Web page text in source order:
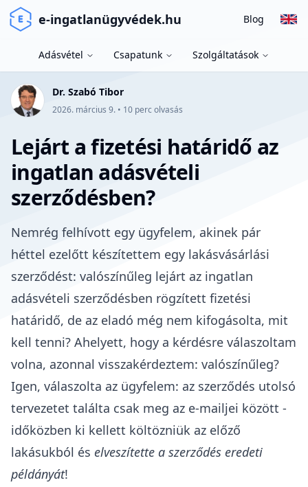
e-ingatlanügyvédek.hu Blog
Adásvétel Csapatunk Szolgáltatások
Dr. Szabó Tibor
2026. március 9. • 10 perc olvasás
Lejárt a fizetési határidő az
ingatlan adásvételi
szerződésben?
Nemrég felhívott egy ügyfelem, akinek pár
héttel ezelőtt készítettem egy lakásvásárlási
szerződést: valószínűleg lejárt az ingatlan
adásvételi szerződésben rögzített fizetési
határidő, de az eladó még nem kifogásolta, mit
kell tenni? Ahelyett, hogy a kérdésre válaszoltam
volna, azonnal visszakérdeztem: valószínűleg?
Igen, válaszolta az ügyfelem: az szerződés utolsó
tervezetet találta csak meg az e-mailjei között -
időközben ki kellett költözniük az előző
lakásukból és elveszítette a szerződés eredeti
példányát!